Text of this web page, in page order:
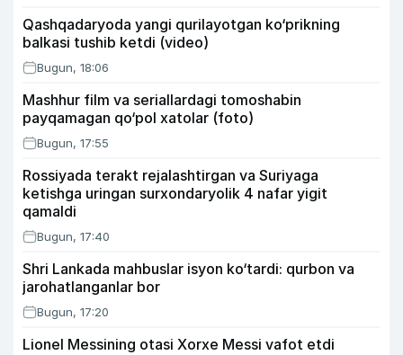
Qashqadaryoda yangi qurilayotgan ko‘prikning
balkasi tushib ketdi (video)
Bugun, 18:06
Mashhur film va seriallardagi tomoshabin
payqamagan qo‘pol xatolar (foto)
Bugun, 17:55
Rossiyada terakt rejalashtirgan va Suriyaga
ketishga uringan surxondaryolik 4 nafar yigit
qamaldi
Bugun, 17:40
Shri Lankada mahbuslar isyon ko‘tardi: qurbon va
jarohatlanganlar bor
Bugun, 17:20
Lionel Messining otasi Xorxe Messi vafot etdi